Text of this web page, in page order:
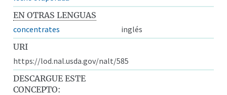
EN OTRAS LENGUAS
concentrates
inglés
URI
https://lod.nal.usda.gov/nalt/585
DESCARGUE ESTE
CONCEPTO: